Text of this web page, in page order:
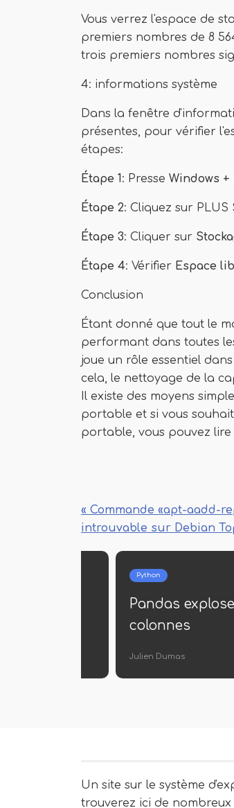
Vous verrez l'espace de
premiers nombres de 8
trois premiers nombres
4: informations système
Dans la fenêtre
présentes, pour vérifier
étapes:
Étape 1: Presse Windows +
Étape 2: Cliquez sur
Étape 3: Cliquer sur
Étape 4: Vérifier Espace
Conclusion
Étant donné que tout le
performant dans toutes
joue un rôle essentiel
cela, le nettoyage de la
Il existe des moyens
portable et si vous
portable, vous pouvez lire
« Commande «apt-aadd-
introuvable sur Debian
Python
Pandas
colonnes
Julien Dumas
Un site sur le système
trouverez ici de